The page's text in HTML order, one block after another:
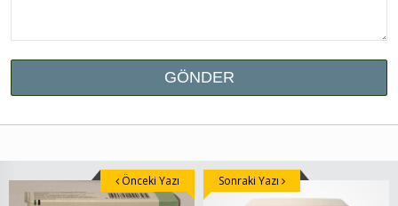
Önceki Yazı Sonraki Yazı